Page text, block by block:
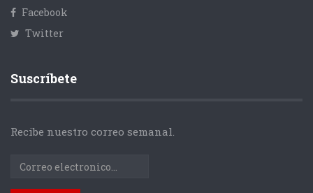
Facebook
Twitter
Suscríbete
Recibe nuestro correo semanal.